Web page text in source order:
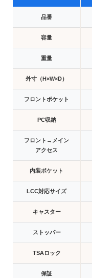
品番
容量
重量
外寸（H×W×D）
フロントポケット
PC収納
フロント→メイン
アクセス
内装ポケット
LCC対応サイズ
キャスター
ストッパー
TSAロック
保証